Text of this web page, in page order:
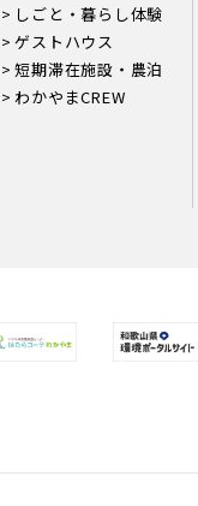
しごと・暮らし体験
ゲストハウス
短期滞在施設・農泊
わかやまCREW